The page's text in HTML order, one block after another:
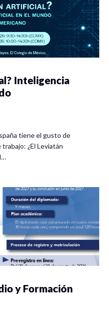
Inteligencia
tiene el gusto de
¿El Leviatán
y Formación